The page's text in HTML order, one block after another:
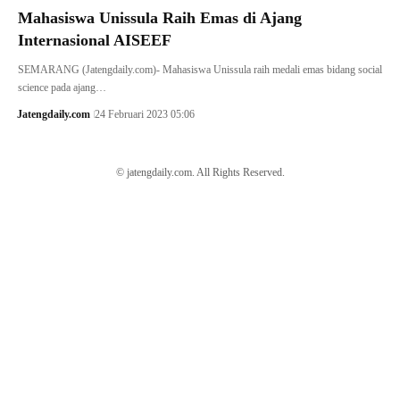
Mahasiswa Unissula Raih Emas di Ajang
Internasional AISEEF
SEMARANG (Jatengdaily.com)- Mahasiswa Unissula raih medali emas bidang social
science pada ajang…
Jatengdaily.com 24 Februari 2023 05:06
© jatengdaily.com. All Rights Reserved.